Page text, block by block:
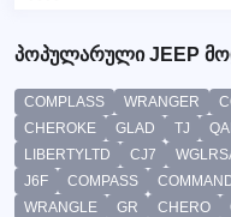
პოპულარული JEEP
COMPLASS WRANGER
CHEROKE
GLAD TJ
LIBERTYLTD
CJ7
J6F
COMPASS
WRANGLE
GR CHERO